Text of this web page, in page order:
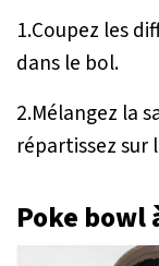
1.Coupez les
dans le bol.
2.Mélangez la
répartissez sur
Poke